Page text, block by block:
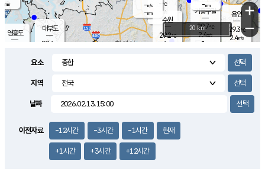
mm
영흥도
용인
29.3℃
2.4m/s
4.0m/s
대부도
29.4
- ℃
m/s
mm
기흥구갈
29.7℃
2.4m/s
-
-m/s
-mm
-mm
수원
29.2℃
4 m/s
+
−
20 km
요소
지역
날짜
이전자료 -12시간 -3시간 -1시간 현재
+1시간 +3시간 +12시간